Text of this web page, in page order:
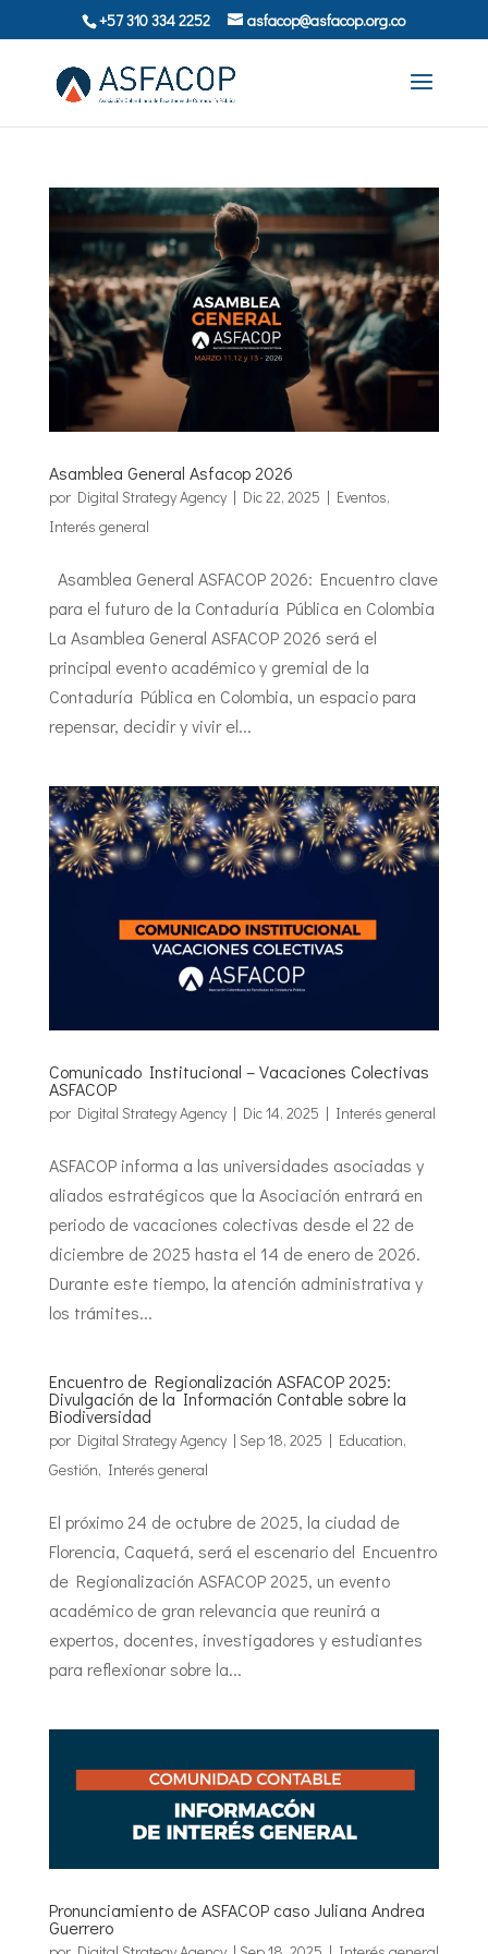
+57 310 334 2252 asfacop@asfacop.org.co
Asamblea General Asfacop 2026
por Digital Strategy Agency| Dic 22, 2025 | Eventos,
Interés general
Asamblea General ASFACOP 2026: Encuentro clave
para el futuro de la Contaduría Pública en Colombia
La Asamblea General ASFACOP 2026 será el
principal evento académico y gremial de la
Contaduría Pública en Colombia, un espacio para
repensar, decidir y vivir el...
Comunicado Institucional – Vacaciones Colectivas
ASFACOP
por Digital Strategy Agency| Dic 14, 2025 | Interés general
ASFACOP informa a las universidades asociadas y
aliados estratégicos que la Asociación entrará en
periodo de vacaciones colectivas desde el 22 de
diciembre de 2025 hasta el 14 de enero de 2026.
Durante este tiempo, la atención administrativa y
los trámites...
Encuentro de Regionalización ASFACOP 2025:
Divulgación de la Información Contable sobre la
Biodiversidad
por Digital Strategy Agency| Sep 18, 2025 | Education,
Gestión, Interés general
El próximo 24 de octubre de 2025, la ciudad de
Florencia, Caquetá, será el escenario del Encuentro
de Regionalización ASFACOP 2025, un evento
académico de gran relevancia que reunirá a
expertos, docentes, investigadores y estudiantes
para reflexionar sobre la...
Pronunciamiento de ASFACOP caso Juliana Andrea
Guerrero